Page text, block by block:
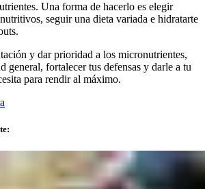
Una forma de hacerlo es elegir
seguir una dieta variada e hidratarte
y dar prioridad a los micronutrientes,
general, fortalecer tus defensas y darle a tu
para rendir al máximo.